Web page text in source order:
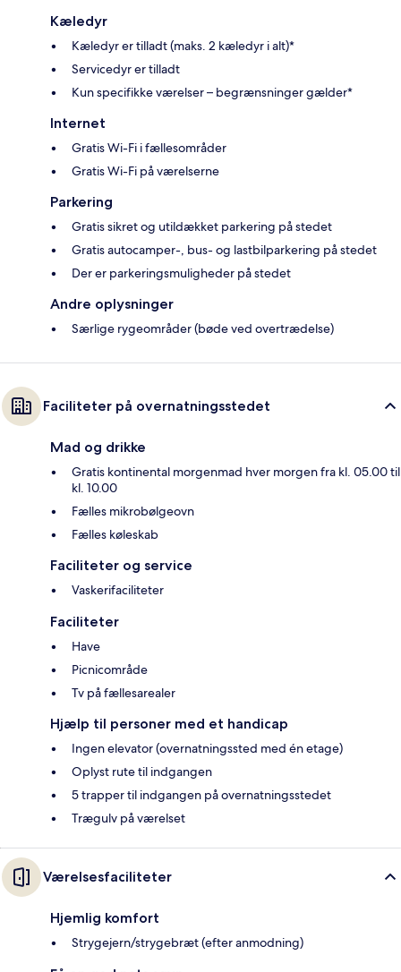
Kæledyr
Kæledyr er tilladt (maks. 2 kæledyr i alt)*
Servicedyr er tilladt
Kun specifikke værelser – begrænsninger gælder*
Internet
Gratis Wi-Fi i fællesområder
Gratis Wi-Fi på værelserne
Parkering
Gratis sikret og utildækket parkering på stedet
Gratis autocamper-, bus- og lastbilparkering på stedet
Der er parkeringsmuligheder på stedet
Andre oplysninger
Særlige rygeområder (bøde ved overtrædelse)
Faciliteter på overnatningsstedet
Mad og drikke
Gratis kontinental morgenmad hver morgen fra kl. 05.00 til
kl. 10.00
Fælles mikrobølgeovn
Fælles køleskab
Faciliteter og service
Vaskerifaciliteter
Faciliteter
Have
Picnicområde
Tv på fællesarealer
Hjælp til personer med et handicap
Ingen elevator (overnatningssted med én etage)
Oplyst rute til indgangen
5 trapper til indgangen på overnatningsstedet
Trægulv på værelset
Værelsesfaciliteter
Hjemlig komfort
Strygejern/strygebræt (efter anmodning)